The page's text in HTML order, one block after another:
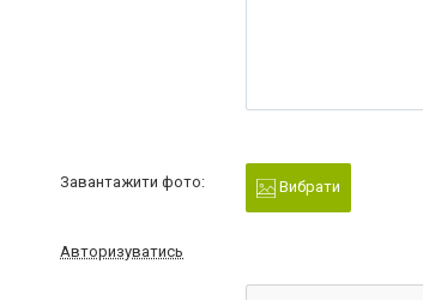
Завантажити фото: Вибрати
Авторизуватись